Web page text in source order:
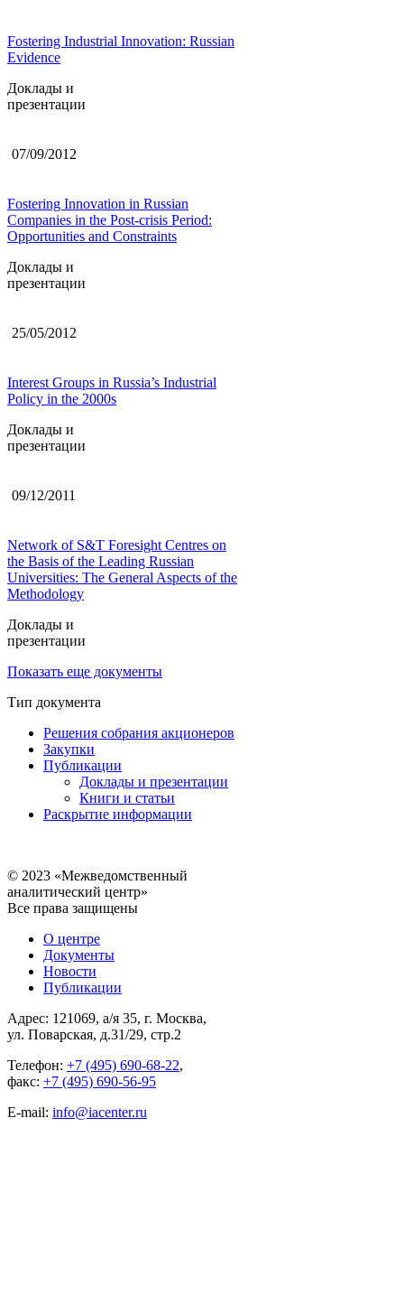
Fostering Industrial Innovation: Russian
Evidence
Доклады и
презентации
07/09/2012
Fostering Innovation in Russian
Companies in the Post-crisis Period:
Opportunities and Constraints
Доклады и
презентации
25/05/2012
Interest Groups in Russia’s Industrial
Policy in the 2000s
Доклады и
презентации
09/12/2011
Network of S&T Foresight Centres on
the Basis of the Leading Russian
Universities: The General Aspects of the
Methodology
Доклады и
презентации
Показать еще документы
Тип документа
Решения собрания акционеров
Закупки
Публикации
Доклады и презентации
Книги и статьи
Раскрытие информации
© 2023 «Межведомственный
аналитический центр»
Все права защищены
О центре
Документы
Новости
Публикации
Адрес: 121069, а/я 35, г. Москва,
ул. Поварская, д.31/29, стр.2
Телефон: +7 (495) 690-68-22,
факс: +7 (495) 690-56-95
E-mail: info@iacenter.ru